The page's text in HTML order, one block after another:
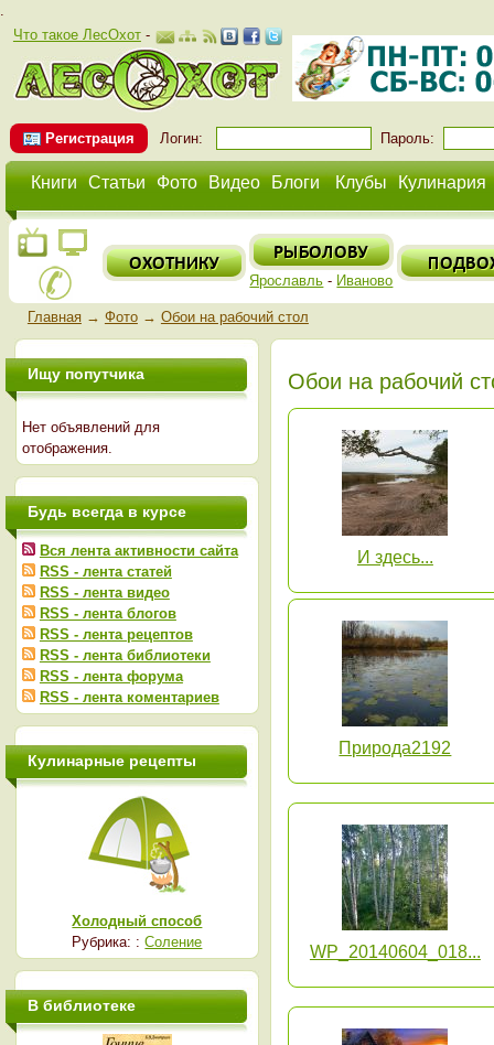
.
Что такое ЛесОхот-
Регистрация Логин: Пароль:
Книги Статьи Фото Видео Блоги Клубы Кулинария
Ярославль - Иваново
Главная→ Фото→ Обои на рабочий стол
Обои на рабочий
И здесь...
Природа2192
WP_20140604_018...
Ищу попутчика
Нет объявлений для
отображения.
Будь всегда в курсе
Вся лента активности сайта
RSS - лента статей
RSS - лента видео
RSS - лента блогов
RSS - лента рецептов
RSS - лента библиотеки
RSS - лента форума
RSS - лента коментариев
Кулинарные рецепты
Холодный способ
Рубрика: :Соление
В библиотеке